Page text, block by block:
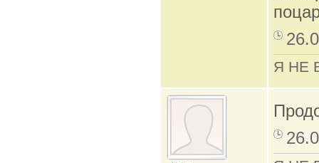
Я НЕ